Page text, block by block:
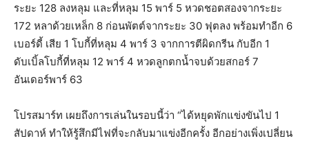
ระยะ 128 ลงหลุม และที่หลุม 15 พาร์ 5 หวดชอตสองจากระยะ
172 หลาด้วยเหล็ก 8 ก่อนพัตต์จากระยะ 30 ฟุตลง พร้อมทำอีก 6
เบอร์ดี้ เสีย 1 โบกี้ที่หลุม 4 พาร์ 3 จากการตีผิดกรีน กับอีก 1
ดับเบิ้ลโบกี้ที่หลุม 12 พาร์ 4 หวดลูกตกน้ำจบด้วยสกอร์ 7
อันเดอร์พาร์ 63
โปรสมาร์ท เผยถึงการเล่นในรอบนี้ว่า “ได้หยุดพักแข่งขันไป 1
สัปดาห์ ทำให้รู้สึกมีไฟที่จะกลับมาแข่งอีกครั้ง อีกอย่างเพิ่งเปลี่ยน